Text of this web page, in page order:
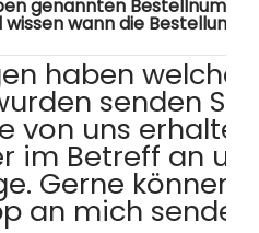
genannten
wann die Bestellung
haben
senden
von uns
im Betreff an
Gerne können
an mich senden.